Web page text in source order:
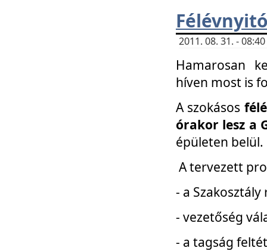
2011. 08. 31. -
Hamarosan
híven most is
A szokásos
órakor lesz a
épületen belül.
A tervezett
- a
- vezetőség
- a tagság